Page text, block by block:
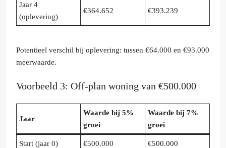
Jaar 4
(oplevering)
€364.652 €393.239
Potentieel verschil bij oplevering: tussen €64.000 en €93.000
meerwaarde.
Voorbeeld 3: Off-plan woning van €500.000
Jaar
Waarde bij 5%
groei
Waarde bij 7%
groei
Start (jaar 0) €500.000 €500.000